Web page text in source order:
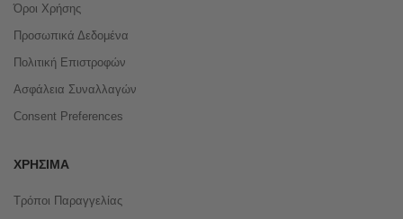
Όροι Χρήσης
Προσωπικά Δεδομένα
Πολιτική Επιστροφών
Ασφάλεια Συναλλαγών
Consent Preferences
ΧΡΉΣΙΜΑ
Τρόποι Παραγγελίας